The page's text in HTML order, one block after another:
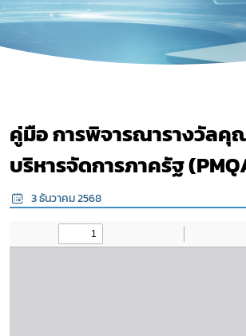
คู่มือ การพิจารณารางวัลคุ
บริหารจัดการภาครัฐ
3 ธันวาคม 2568